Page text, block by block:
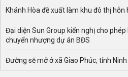
Khánh Hòa đề xuất làm khu đô thị
Đại diện Sun Group kiến nghị cho
chuyển nhượng dự án BĐS
Đường sẽ mở ở xã Giao Phúc, tỉnh Ninh